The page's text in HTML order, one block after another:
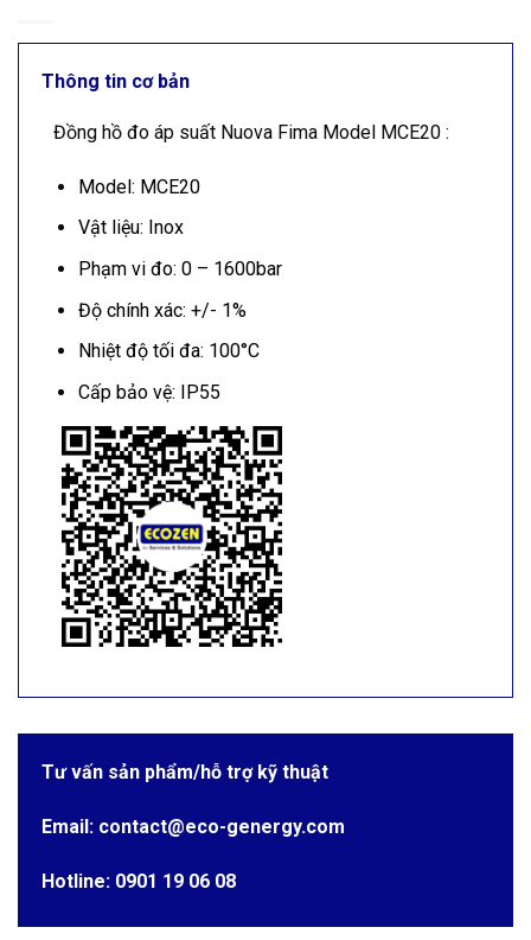
Thông tin cơ bản
Đồng hồ đo áp suất Nuova Fima Model MCE20 :
Model: MCE20
Vật liệu: Inox
Phạm vi đo: 0 – 1600bar
Độ chính xác: +/- 1%
Nhiệt độ tối đa: 100°C
Cấp bảo vệ: IP55
Tư vấn sản phẩm/hỗ trợ kỹ thuật
Email: contact@eco-genergy.com
Hotline: 0901 19 06 08